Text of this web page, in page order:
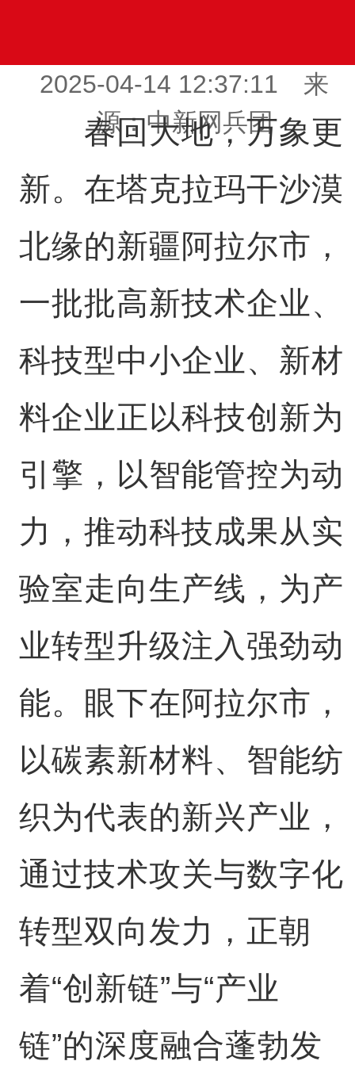
2025-04-14 12:37:11 来
源：中新网兵团
春回大地，万象更
新。在塔克拉玛干沙漠
北缘的新疆阿拉尔市，
一批批高新技术企业、
科技型中小企业、新材
料企业正以科技创新为
引擎，以智能管控为动
力，推动科技成果从实
验室走向生产线，为产
业转型升级注入强劲动
能。眼下在阿拉尔市，
以碳素新材料、智能纺
织为代表的新兴产业，
通过技术攻关与数字化
转型双向发力，正朝
着“创新链”与“产业
链”的深度融合蓬勃发